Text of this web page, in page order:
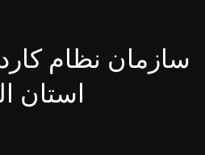
سازمان نظام
استان